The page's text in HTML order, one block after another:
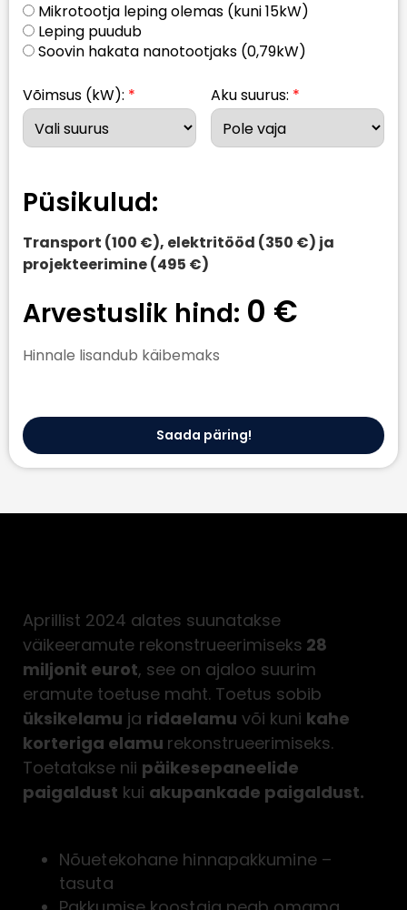
Mikrotootja leping olemas (kuni 15kW)
Leping puudub
Soovin hakata nanotootjaks (0,79kW)
Võimsus (kW): Aku suurus:
Püsikulud:
Transport (100 €), elektritööd (350 €) ja
projekteerimine (495 €)
Arvestuslik hind: 0 €
Hinnale lisandub käibemaks
Saada päring!
Aprillist 2024 alates suunatakse
väikeeramute rekonstrueerimiseks 28
miljonit eurot, see on ajaloo suurim
eramute toetuse maht. Toetus sobib
üksikelamu ja ridaelamu või kuni kahe
korteriga elamu rekonstrueerimiseks.
Toetatakse nii päikesepaneelide
paigaldust kui akupankade paigaldust.
vaja:
Nõuetekohane hinnapakkumine –
tasuta